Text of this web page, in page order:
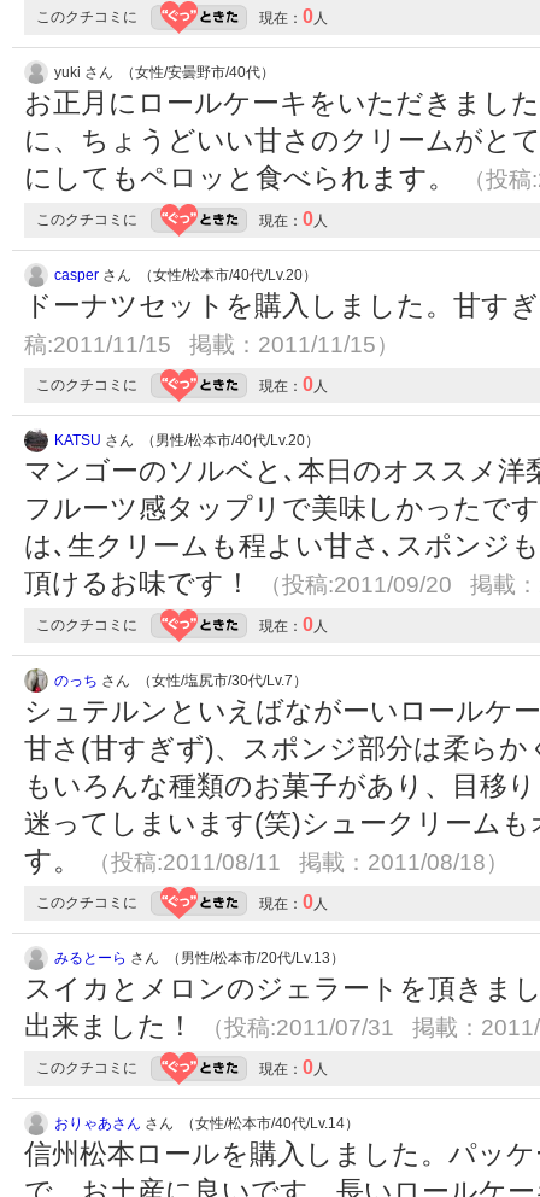
このクチコミに 現在： 0人
yuki さん （女性/安曇野市/40代）
お正月にロールケーキをいただきまし
に、ちょうどいい甘さのクリームがと
にしてもペロッと食べられます。
（投
このクチコミに 現在： 0人
casper さん （女性/松本市/40代/Lv.20）
ドーナツセットを購入しました。甘す
稿:2011/11/15 掲載：2011/11/15）
このクチコミに 現在： 0人
KATSU さん （男性/松本市/40代/Lv.20）
マンゴーのソルベと､本日のオススメ
フルーツ感タップリで美味しかったで
は､生クリームも程よい甘さ､スポンジ
頂けるお味です！
（投稿:2011/09/20 掲載
このクチコミに 現在： 0人
のっち さん （女性/塩尻市/30代/Lv.7）
シュテルンといえばながーいロールケ
甘さ(甘すぎず)、スポンジ部分は柔ら
もいろんな種類のお菓子があり、目移
迷ってしまいます(笑)シュークリーム
す。
（投稿:2011/08/11 掲載：2011/08/18）
このクチコミに 現在： 0人
みるとーら さん （男性/松本市/20代/Lv.13）
スイカとメロンのジェラートを頂きま
出来ました！
（投稿:2011/07/31 掲載：
このクチコミに 現在： 0人
おりゃあさん さん （女性/松本市/40代/Lv.14）
信州松本ロールを購入しました。パッ